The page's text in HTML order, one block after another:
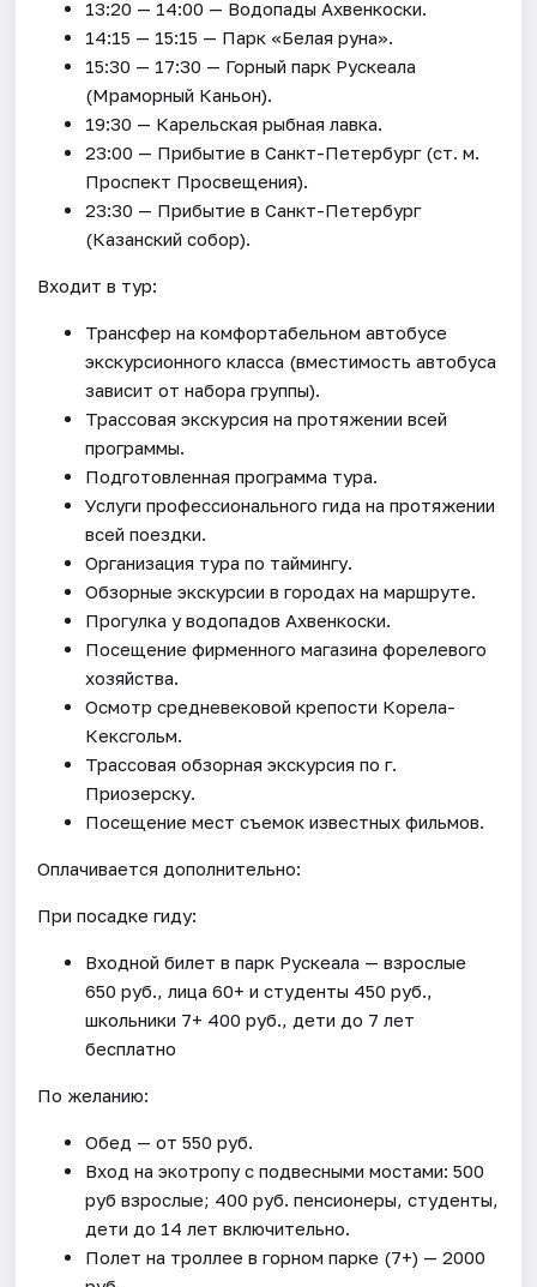
13:20 — 14:00 — Водопады Ахвенкоски.
14:15 — 15:15 — Парк «Белая руна».
15:30 — 17:30 — Горный парк Рускеала
(Мраморный Каньон).
19:30 — Карельская рыбная лавка.
23:00 — Прибытие в Санкт-Петербург (ст. м.
Проспект Просвещения).
23:30 — Прибытие в Санкт-Петербург
(Казанский собор).
Входит в тур:
Трансфер на комфортабельном автобусе
экскурсионного класса (вместимость автобуса
зависит от набора группы).
Трассовая экскурсия на протяжении всей
программы.
Подготовленная программа тура.
Услуги профессионального гида на протяжении
всей поездки.
Организация тура по таймингу.
Обзорные экскурсии в городах на маршруте.
Прогулка у водопадов Ахвенкоски.
Посещение фирменного магазина форелевого
хозяйства.
Осмотр средневековой крепости Корела-
Кексгольм.
Трассовая обзорная экскурсия по г.
Приозерску.
Посещение мест съемок известных фильмов.
Оплачивается дополнительно:
При посадке гиду:
Входной билет в парк Рускеала — взрослые
650 руб., лица 60+ и студенты 450 руб.,
школьники 7+ 400 руб., дети до 7 лет
бесплатно
По желанию:
Обед — от 550 руб.
Вход на экотропу с подвесными мостами: 500
руб взрослые; 400 руб. пенсионеры, студенты,
дети до 14 лет включительно.
Полет на троллее в горном парке (7+) — 2000